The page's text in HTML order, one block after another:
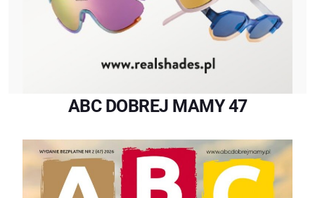
ABC DOBREJ MAMY 47